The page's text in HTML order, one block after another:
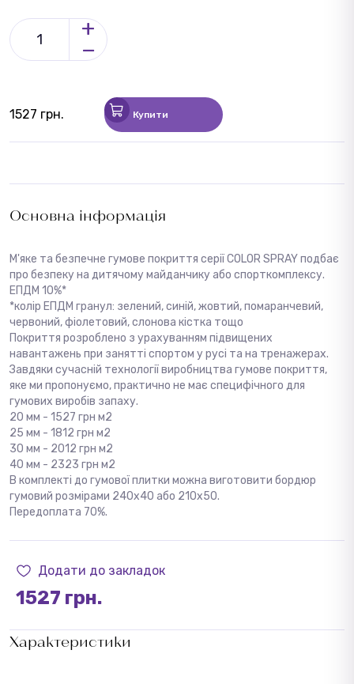
Основна інформація
М'яке та безпечне гумове покриття серії COLOR SPRAY подбає
про безпеку на дитячому майданчику або спорткомплексу.
ЕПДМ 10%*
*колір ЕПДМ гранул: зелений, синій, жовтий, помаранчевий,
червоний, фіолетовий, слонова кістка тощо
Покриття розроблено з урахуванням підвищених
навантажень при занятті спортом у русі та на тренажерах.
Завдяки сучасній технології виробництва гумове покриття,
яке ми пропонуємо, практично не має специфічного для
гумових виробів запаху.
20 мм - 1527 грн м2
25 мм - 1812 грн м2
30 мм - 2012 грн м2
40 мм - 2323 грн м2
В комплекті до гумової плитки можна виготовити бордюр
гумовий розмірами 240х40 або 210х50.
Передоплата 70%.
Характеристики
1527 грн.
Додати до закладок
+
−
1527 грн. Купити